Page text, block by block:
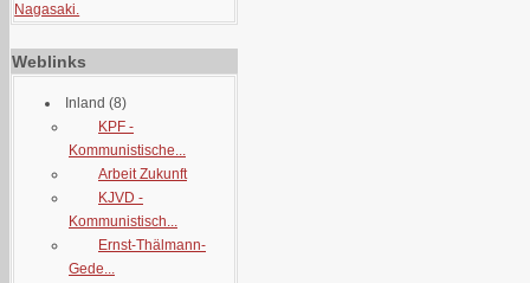
Nagasaki.
Weblinks
Inland (8)
KPF -
Kommunistische...
Arbeit Zukunft
KJVD -
Kommunistisch...
Ernst-Thälmann-
Gede...